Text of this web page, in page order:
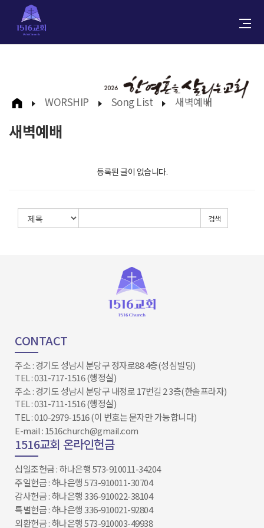
WORSHIP Song List 새벽예배
새벽예배
등록된 글이 없습니다.
검색
CONTACT
주소 : 경기도 성남시 분당구 정자로88 4층(성심빌딩)
TEL : 031-717-1516 (행정실)
주소 : 경기도 성남시 분당구 내정로 17번길 2 3층(한솔프라자)
TEL : 031-711-1516 (행정실)
TEL : 010-2979-1516 (이 번호는 문자만 가능합니다)
E-mail : 1516church@gmail.com
1516교회 온라인헌금
십일조헌금 : 하나은행 573-910011-34204​​​​​​​
주일헌금 : 하나은행 573-910011-30704
감사헌금 : 하나은행 336-910022-38104
특별헌금 : 하나은행 336-910021-92804
외환헌금 : 하나은행 573-910003-49938